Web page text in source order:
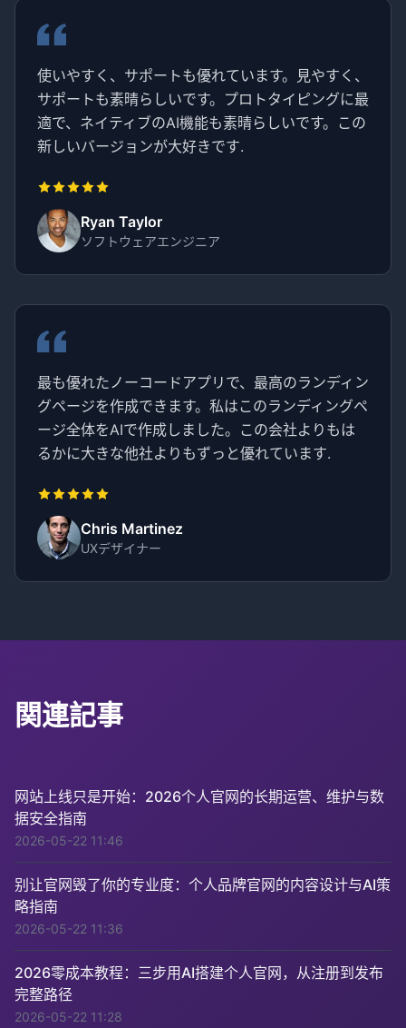
使いやすく、サポートも優れています。見やすく、
サポートも素晴らしいです。プロトタイピングに最
適で、ネイティブのAI機能も素晴らしいです。この
新しいバージョンが大好きです.
Ryan Taylor
ソフトウェアエンジニア
最も優れたノーコードアプリで、最高のランディン
グページを作成できます。私はこのランディングペ
ージ全体をAIで作成しました。この会社よりもは
るかに大きな他社よりもずっと優れています.
Chris Martinez
UXデザイナー
関連記事
网站上线只是开始：2026个人官网的长期运营、维护与数
据安全指南
2026-05-22 11:46
别让官网毁了你的专业度：个人品牌官网的内容设计与AI策
略指南
2026-05-22 11:36
2026零成本教程：三步用AI搭建个人官网，从注册到发布
完整路径
2026-05-22 11:28